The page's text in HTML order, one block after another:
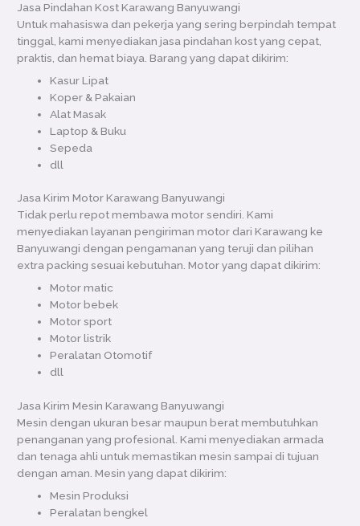
Jasa Pindahan Kost Karawang Banyuwangi
Untuk mahasiswa dan pekerja yang sering berpindah tempat
tinggal, kami menyediakan jasa pindahan kost yang cepat,
praktis, dan hemat biaya. Barang yang dapat dikirim:
Kasur Lipat
Koper & Pakaian
Alat Masak
Laptop & Buku
Sepeda
dll
Jasa Kirim Motor Karawang Banyuwangi
Tidak perlu repot membawa motor sendiri. Kami
menyediakan layanan pengiriman motor dari Karawang ke
Banyuwangi dengan pengamanan yang teruji dan pilihan
extra packing sesuai kebutuhan. Motor yang dapat dikirim:
Motor matic
Motor bebek
Motor sport
Motor listrik
Peralatan Otomotif
dll
Jasa Kirim Mesin Karawang Banyuwangi
Mesin dengan ukuran besar maupun berat membutuhkan
penanganan yang profesional. Kami menyediakan armada
dan tenaga ahli untuk memastikan mesin sampai di tujuan
dengan aman. Mesin yang dapat dikirim:
Mesin Produksi
Peralatan bengkel